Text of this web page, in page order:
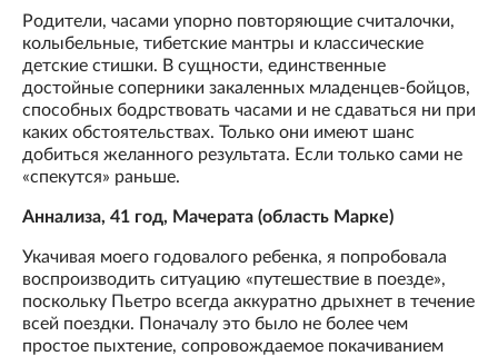
Родители, часами упорно повторяющие считалочки,
колыбельные, тибетские мантры и классические
детские стишки. В сущности, единственные
достойные соперники закаленных младенцев-бойцов,
способных бодрствовать часами и не сдаваться ни при
каких обстоятельствах. Только они имеют шанс
добиться желанного результата. Если только сами не
«спекутся» раньше.
Аннализа, 41 год, Мачерата (область Марке)
Укачивая моего годовалого ребенка, я попробовала
воспроизводить ситуацию «путешествие в поезде»,
поскольку Пьетро всегда аккуратно дрыхнет в течение
всей поездки. Поначалу это было не более чем
простое пыхтение, сопровождаемое покачиванием